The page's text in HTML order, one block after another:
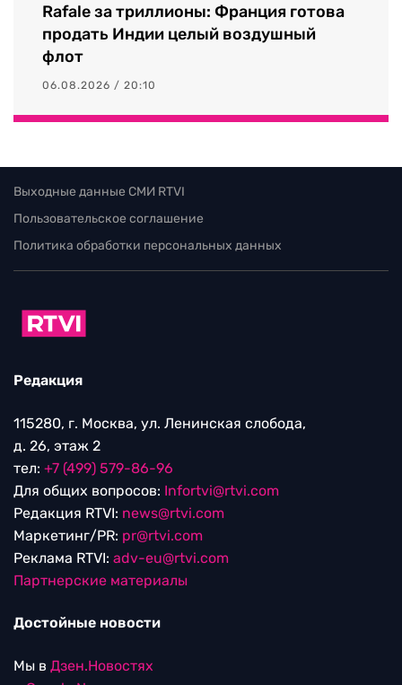
Rafale за триллионы: Франция готова
продать Индии целый воздушный
флот
06.08.2026 / 20:10
Выходные данные СМИ RTVI
Пользовательское соглашение
Политика обработки персональных данных
Редакция
115280, г. Москва, ул. Ленинская слобода,
д. 26, этаж 2
тел: +7 (499) 579-86-96
Для общих вопросов: Infortvi@rtvi.com
Редакция RTVI: news@rtvi.com
Маркетинг/PR: pr@rtvi.com
Реклама RTVI: adv-eu@rtvi.com
Партнерские материалы
Достойные новости
Мы в Дзен.Новостях